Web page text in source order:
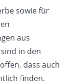
sowie für
aus
in den
dass auch
finden.